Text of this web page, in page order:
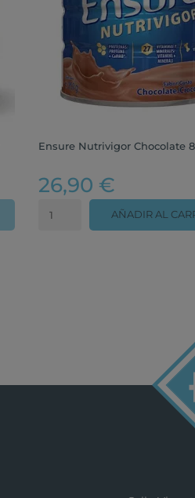
Ensure Nutrivigor Chocolate
26,90 €
AÑADIR AL